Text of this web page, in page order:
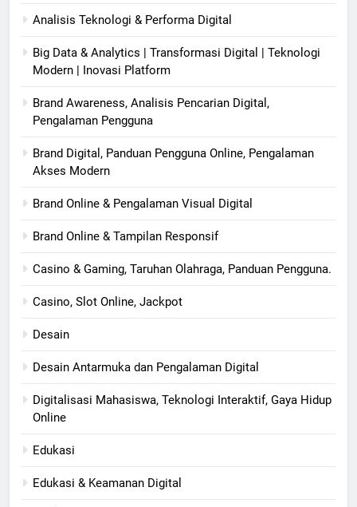
Analisis Teknologi & Performa Digital
Big Data & Analytics | Transformasi Digital | Teknologi
Modern | Inovasi Platform
Brand Awareness, Analisis Pencarian Digital,
Pengalaman Pengguna
Brand Digital, Panduan Pengguna Online, Pengalaman
Akses Modern
Brand Online & Pengalaman Visual Digital
Brand Online & Tampilan Responsif
Casino & Gaming, Taruhan Olahraga, Panduan Pengguna.
Casino, Slot Online, Jackpot
Desain
Desain Antarmuka dan Pengalaman Digital
Digitalisasi Mahasiswa, Teknologi Interaktif, Gaya Hidup
Online
Edukasi
Edukasi & Keamanan Digital